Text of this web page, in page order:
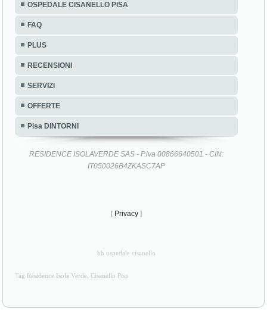
OSPEDALE CISANELLO PISA
FAQ
PLUS
RECENSIONI
SERVIZI
OFFERTE
Pisa DINTORNI
RESIDENCE ISOLAVERDE SAS - P.iva 00866640501 - CIN:
IT050026B4ZKASC7AP
[ Privacy ]
bb ospedale cisanello
Tag Residence Isola Verde, Cisanello Pisa